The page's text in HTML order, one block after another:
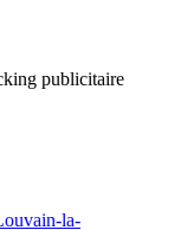
publicitaire
la-